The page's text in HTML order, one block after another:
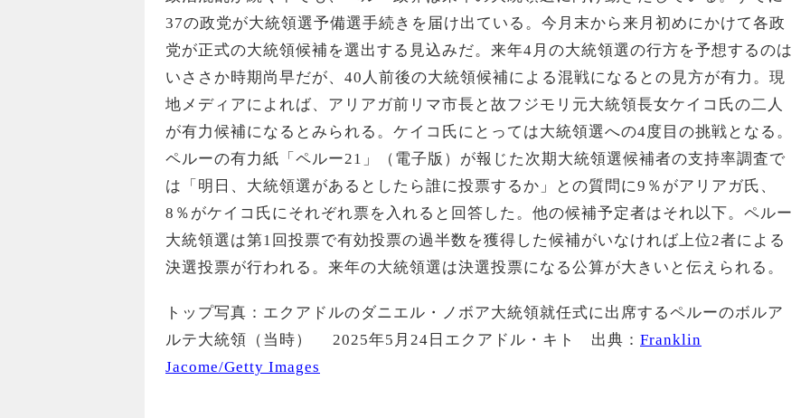
37の政党が大統領選予備選手続きを届け出ている。今月末から来月初めにかけて各政
党が正式の大統領候補を選出する見込みだ。来年4月の大統領選の行方を予想するのは
いささか時期尚早だが、40人前後の大統領候補による混戦になるとの見方が有力。現
地メディアによれば、アリアガ前リマ市長と故フジモリ元大統領長女ケイコ氏の二人
が有力候補になるとみられる。ケイコ氏にとっては大統領選への4度目の挑戦となる。
ペルーの有力紙「ペルー21」（電子版）が報じた次期大統領選候補者の支持率調査で
は「明日、大統領選があるとしたら誰に投票するか」との質問に9％がアリアガ氏、
8％がケイコ氏にそれぞれ票を入れると回答した。他の候補予定者はそれ以下。ペルー
大統領選は第1回投票で有効投票の過半数を獲得した候補がいなければ上位2者による
決選投票が行われる。来年の大統領選は決選投票になる公算が大きいと伝えられる。
トップ写真：エクアドルのダニエル・ノボア大統領就任式に出席するペルーのボルア
ルテ大統領（当時） 2025年5月24日エクアドル・キト 出典： Franklin
Jacome/Getty Images